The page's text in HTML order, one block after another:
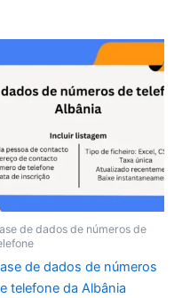
de dados de números de
de dados de números
telefone da Albânia